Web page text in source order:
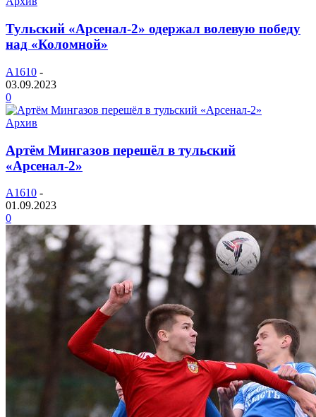
Тульский «Арсенал-2» одержал волевую победу
над «Коломной»
A1610 -
03.09.2023
0
Архив
Артём Мингазов перешёл в тульский
«Арсенал-2»
A1610 -
01.09.2023
0